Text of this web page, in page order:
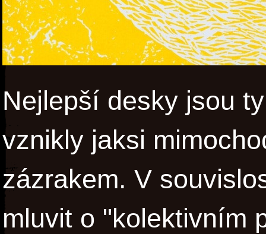
Nejlepší desky jsou
vznikly jaksi
zázrakem. V
mluvit o "kolektivním